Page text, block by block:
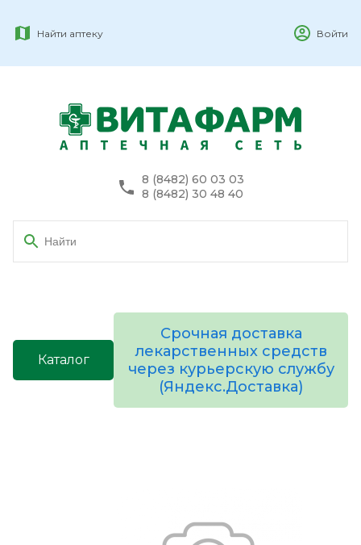
Найти аптеку Войти
8 (8482) 60 03 03
8 (8482) 30 48 40
Каталог
Срочная доставка
лекарственных средств
через курьерскую службу
(Яндекс.Доставка)